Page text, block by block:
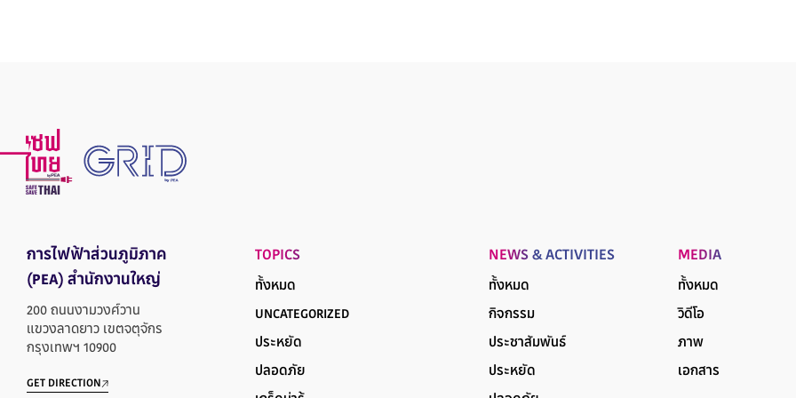
การไฟฟ้าส่วนภูมิภาค
(PEA) สำนักงานใหญ่
200 ถนนงามวงศ์วาน
แขวงลาดยาว เขตจตุจักร
กรุงเทพฯ 10900
GET DIRECTION
TOPICS
ทั้งหมด
UNCATEGORIZED
ประหยัด
ปลอดภัย
NEWS & ACTIVITIES
ทั้งหมด
กิจกรรม
ประชาสัมพันธ์
ประหยัด
MEDIA
ทั้งหมด
วิดีโอ
ภาพ
เอกสาร